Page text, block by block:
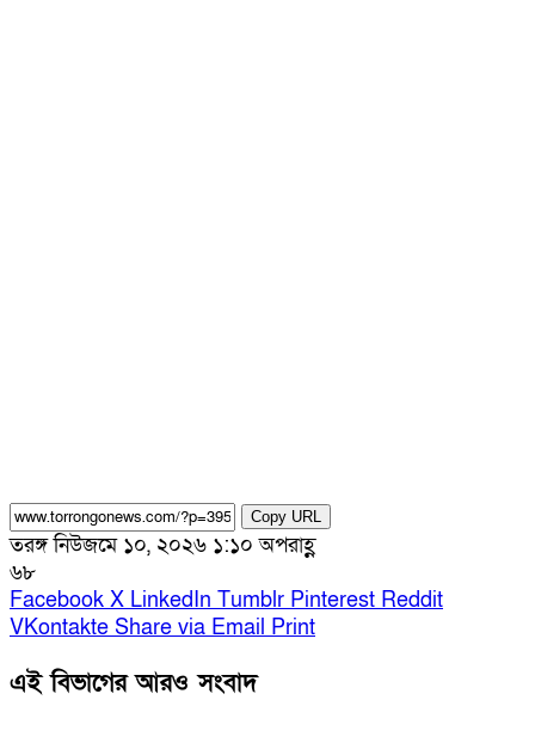
Copy URL
তরঙ্গ নিউজমে ১০, ২০২৬ ১:১০ অপরাহ্ণ
৬৮
Facebook X LinkedIn Tumblr Pinterest Reddit
VKontakte Share via Email Print
এই বিভাগের আরও সংবাদ